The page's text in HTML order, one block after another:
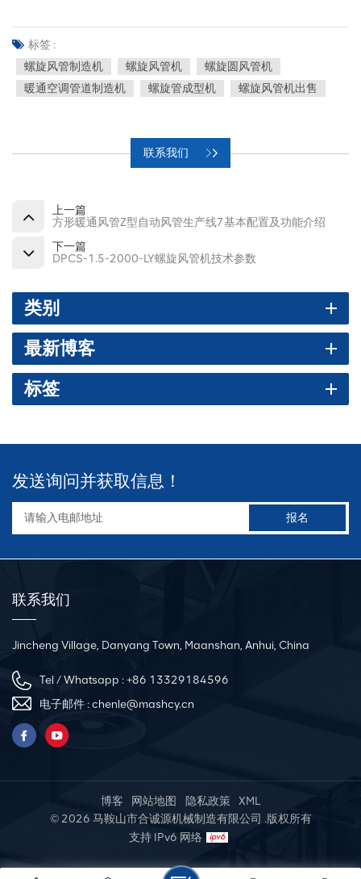
标签 :
螺旋风管制造机
螺旋风管机
螺旋圆风管机
暖通空调管道制造机
螺旋管成型机 螺旋风管机出售
联系我们
上一篇
方形暖通风管Z型自动风管生产线7基本配置及功能介绍
下一篇
DPCS-1.5-2000-LY螺旋风管机技术参数
类别
最新博客
标签
发送询问并获取信息！
联系我们
Jincheng Village, Danyang Town, Maanshan, Anhui, China
Tel / Whatsapp :+86 13329184596
电子邮件 :chenle@mashcy.cn
博客 网站地图 隐私政策
XML
© 2026 马鞍山市合诚源机械制造有限公司 .版权所有
支持 IPv6 网络